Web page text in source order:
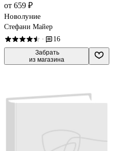
от 659 ₽
Новолуние
Стефани Майер
· 16
Забрать
из магазина